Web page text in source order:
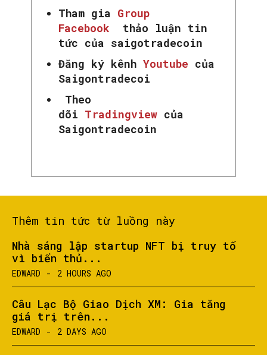
SEARCH...
Tham gia Group
Facebook
thảo luận tin
tức của saigotradecoin
Đăng ký kênh Youtube của
Saigontradecoi
Theo
dõi Tradingview của
Saigontradecoin
Thêm tin tức từ luồng này
Nhà sáng lập startup NFT bị truy tố
vì biển thủ...
EDWARD - 2 HOURS AGO
Câu Lạc Bộ Giao Dịch XM: Gia tăng
giá trị trên...
EDWARD - 2 DAYS AGO